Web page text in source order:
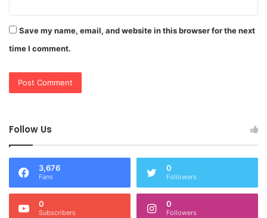
Save my name, email, and website in this browser for the next
time I comment.
Follow Us
3,676
Fans
0
Followers
0
Subscribers
0
Followers